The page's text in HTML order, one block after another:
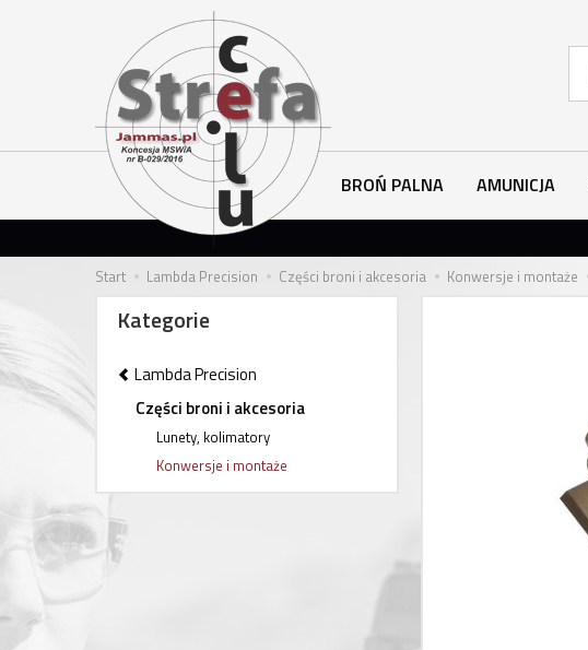
BROŃ PALNA AMUNICJA
Start Lambda Precision Części broni i akcesoria Konwersje i montaże
Kategorie
Lambda Precision
Części broni i akcesoria
Lunety, kolimatory
Konwersje i montaże